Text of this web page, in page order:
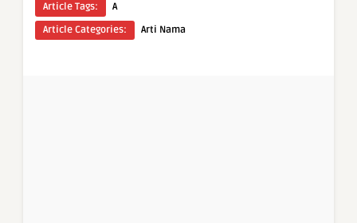
Article Tags:
A
Article Categories:
Arti Nama